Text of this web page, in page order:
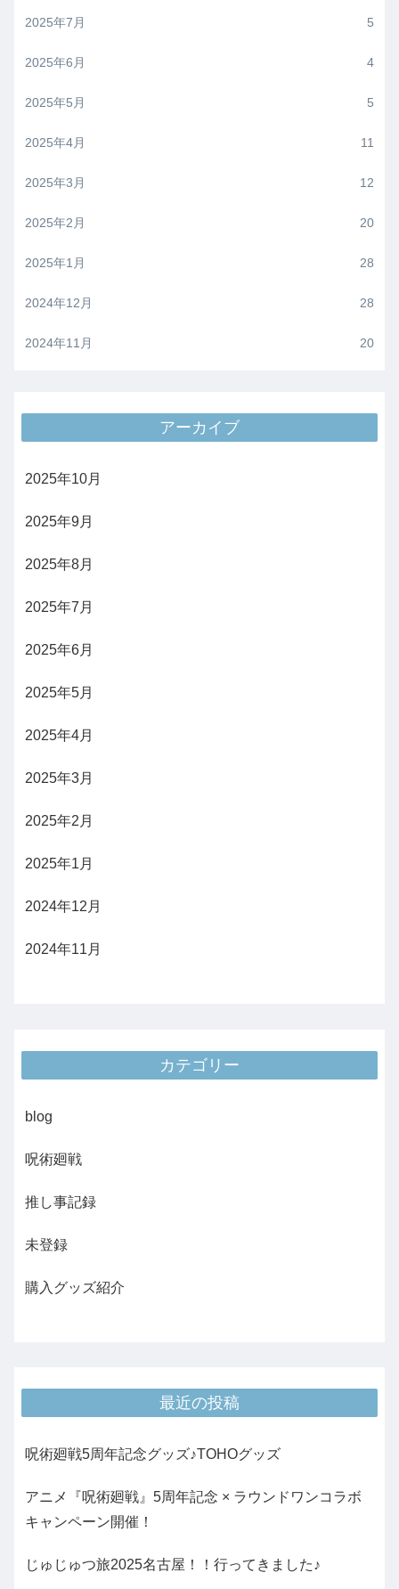
2025年7月 5
2025年6月 4
2025年5月 5
2025年4月 11
2025年3月 12
2025年2月 20
2025年1月 28
2024年12月 28
2024年11月 20
アーカイブ
2025年10月
2025年9月
2025年8月
2025年7月
2025年6月
2025年5月
2025年4月
2025年3月
2025年2月
2025年1月
2024年12月
2024年11月
カテゴリー
blog
呪術廻戦
推し事記録
未登録
購入グッズ紹介
最近の投稿
呪術廻戦5周年記念グッズ♪TOHOグッズ
アニメ『呪術廻戦』5周年記念 × ラウンドワンコラボ
キャンペーン開催！
じゅじゅつ旅2025名古屋！！行ってきました♪